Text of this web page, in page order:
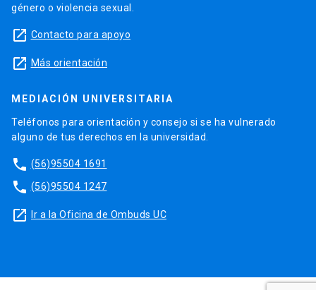
género o violencia sexual.
launch Contacto para apoyo
launch Más orientación
MEDIACIÓN UNIVERSITARIA
Teléfonos para orientación y consejo si se ha vulnerado
alguno de tus derechos en la universidad.
phone (56)95504 1691
phone (56)95504 1247
launch Ir a la Oficina de Ombuds UC